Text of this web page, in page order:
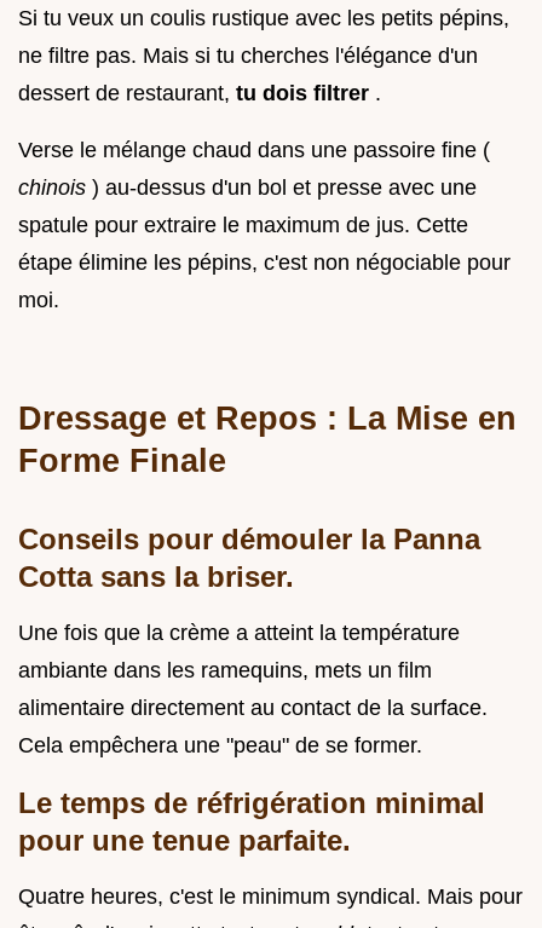
Si tu veux un coulis rustique avec les petits pépins,
ne filtre pas. Mais si tu cherches l'élégance d'un
dessert de restaurant, tu dois filtrer .
Verse le mélange chaud dans une passoire fine (
chinois ) au-dessus d'un bol et presse avec une
spatule pour extraire le maximum de jus. Cette
étape élimine les pépins, c'est non négociable pour
moi.
Dressage et Repos : La Mise en
Forme Finale
Conseils pour démouler la Panna
Cotta sans la briser.
Une fois que la crème a atteint la température
ambiante dans les ramequins, mets un film
alimentaire directement au contact de la surface.
Cela empêchera une "peau" de se former.
Le temps de réfrigération minimal
pour une tenue parfaite.
Quatre heures, c'est le minimum syndical. Mais pour